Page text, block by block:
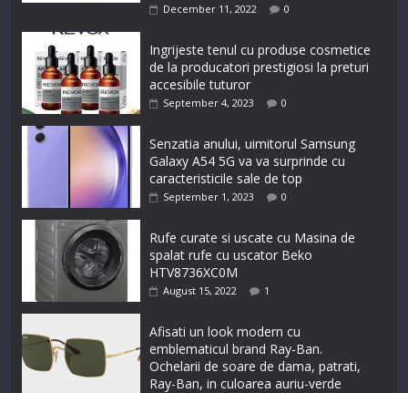
December 11, 2022 0
Ingrijeste tenul cu produse cosmetice
de la producatori prestigiosi la preturi
accesibile tuturor
September 4, 2023 0
Senzatia anului, uimitorul Samsung
Galaxy A54 5G va va surprinde cu
caracteristicile sale de top
September 1, 2023 0
Rufe curate si uscate cu Masina de
spalat rufe cu uscator Beko
HTV8736XC0M
August 15, 2022 1
Afisati un look modern cu
emblematicul brand Ray-Ban.
Ochelarii de soare de dama, patrati,
Ray-Ban, in culoarea auriu-verde